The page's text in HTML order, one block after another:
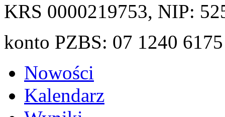
KRS 0000219753, NIP:
konto PZBS: 07 1240
Nowości
Kalendarz